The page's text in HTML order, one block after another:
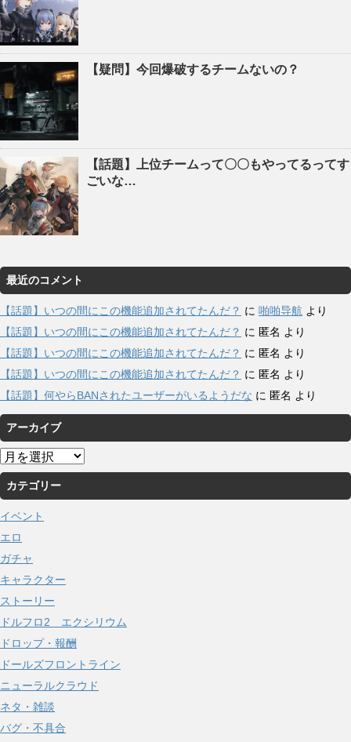
【疑問】今回爆破するチームないの？
【話題】上位チームって〇〇もやってるってす
ごいな…
最近のコメント
【話題】いつの間にこの機能追加されてたんだ？ に 啪啪导航 より
【話題】いつの間にこの機能追加されてたんだ？ に 匿名 より
【話題】いつの間にこの機能追加されてたんだ？ に 匿名 より
【話題】いつの間にこの機能追加されてたんだ？ に 匿名 より
【話題】何やらBANされたユーザーがいるようだな に 匿名 より
アーカイブ
ア
ー
カ
イ
ブ
カテゴリー
イベント
エロ
ガチャ
キャラクター
ストーリー
ドルフロ2 エクシリウム
ドロップ・報酬
ドールズフロントライン
ニューラルクラウド
ネタ・雑談
バグ・不具合